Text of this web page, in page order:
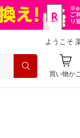
ようこそ
買い物か